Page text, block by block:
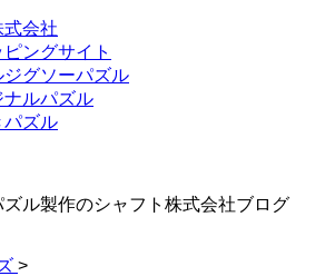
式会社
ングサイト
ジグソーパズル
ナルパズル
パズル
ル製作のシャフト株式会社ブログ
>